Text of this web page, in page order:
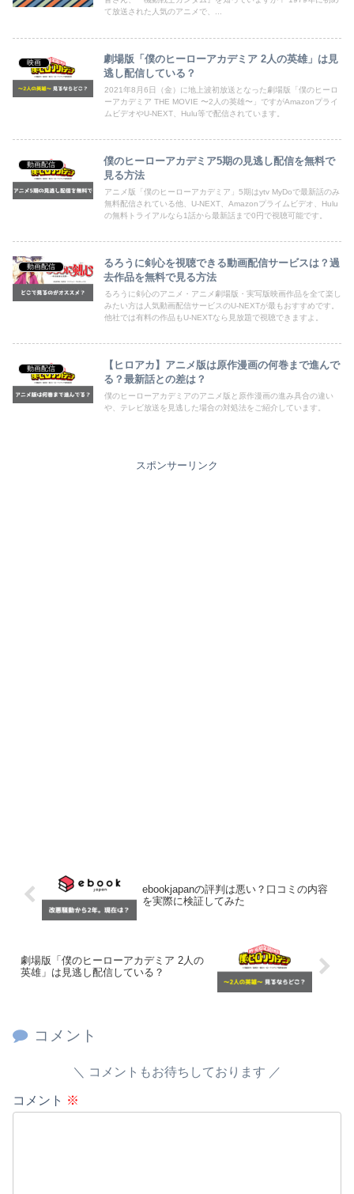
て放送された人気のアニメで、...
映画
劇場版「僕のヒーローアカデミア 2人の英雄」は見
逃し配信している？
2021年8月6日（金）に地上波初放送となった劇場版「僕のヒーロ
ーアカデミア THE MOVIE 〜2人の英雄〜」ですがAmazonプライ
ムビデオやU-NEXT、Hulu等で配信されています。
動画配信
僕のヒーローアカデミア5期の見逃し配信を無料で
見る方法
アニメ版「僕のヒーローアカデミア」5期はytv MyDoで最新話のみ
無料配信されている他、U-NEXT、Amazonプライムビデオ、Hulu
の無料トライアルなら1話から最新話まで0円で視聴可能です。
動画配信
るろうに剣心を視聴できる動画配信サービスは？過
去作品を無料で見る方法
るろうに剣心のアニメ・アニメ劇場版・実写版映画作品を全て楽し
みたい方は人気動画配信サービスのU-NEXTが最もおすすめです。
他社では有料の作品もU-NEXTなら見放題で視聴できますよ。
動画配信
【ヒロアカ】アニメ版は原作漫画の何巻まで進んで
る？最新話との差は？
僕のヒーローアカデミアのアニメ版と原作漫画の進み具合の違い
や、テレビ放送を見逃した場合の対処法をご紹介しています。
スポンサーリンク
ebookjapanの評判は悪い？口コミの内容
を実際に検証してみた
劇場版「僕のヒーローアカデミア 2人の
英雄」は見逃し配信している？
コメント
コメントもお待ちしております
コメント ※